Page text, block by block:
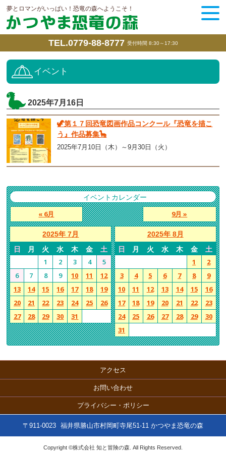
夢とロマンがいっぱい！恐竜の森へようこそ！
TEL.0779-88-8777 受付時間 8:30～17:30
イベント
2025年7月16日
🦖第１７回恐竜図画作品コンクール『恐竜を描こ
う』作品募集🦕
2025年7月10日（木）～9月30日（火）
イベントカレンダー
« 6月 9月 »
2025年 7月
日
月 火 水 木 金 土
1 2 3 4
5
6
7 8 9 10 11
12
13
14 15 16 17 18
19
20
21 22 23 24 25
26
27
28 29 30 31
2025年 8月
日
月 火 水 木 金 土
1
2
3
4 5 6 7 8
9
10
11 12 13 14 15
16
17
18 19 20 21 22
23
24
25 26 27 28 29
30
31
アクセス
お問い合わせ
プライバシー・ポリシー
〒911-0023 福井県勝山市村岡町寺尾51-11 かつやま恐竜の森
Copyright ©株式会社 知と冒険の森. All Rights Reserved.